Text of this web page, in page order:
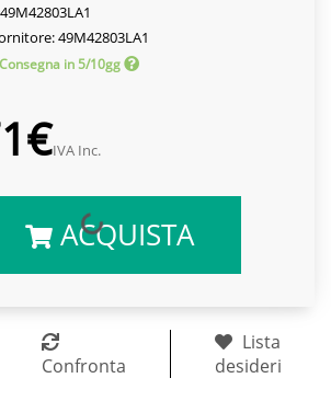
49M42803LA1
Consegna in 5/10gg
IVA Inc.
ACQUISTA
Confronta
Lista
desideri